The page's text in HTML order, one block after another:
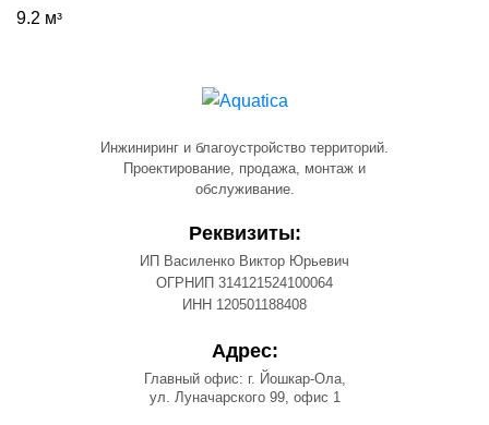
9.2 мᶟ
Инжиниринг и благоустройство территорий.
Проектирование, продажа, монтаж и
обслуживание.
Реквизиты:
ИП Василенко Виктор Юрьевич
ОГРНИП 314121524100064
ИНН 120501188408
Адрес:
Главный офис: г. Йошкар-Ола,
ул. Луначарского 99, офис 1